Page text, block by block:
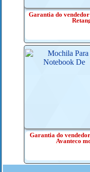
Garantia do
Garantia do
Avanteco